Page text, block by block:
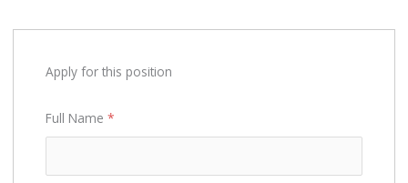
Apply for this position
Full Name *